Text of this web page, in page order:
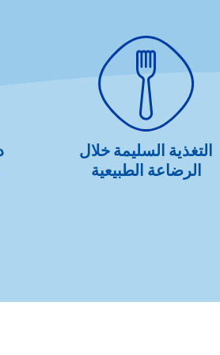
التغذية السليمة خلال
الرضاعة الطبيعية